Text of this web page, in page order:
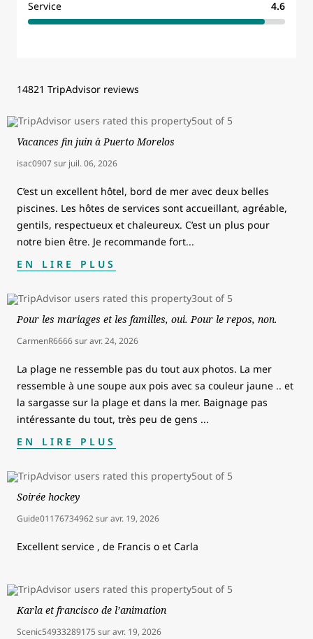
Service 4.6
14821 TripAdvisor reviews
Vacances fin juin à Puerto Morelos
isac0907 sur juil. 06, 2026
C’est un excellent hôtel, bord de mer avec deux belles
piscines. Les hôtes de services sont accueillant, agréable,
gentils, respectueux et chaleureux. C’est un plus pour
notre bien être. Je recommande fort...
EN LIRE PLUS
Pour les mariages et les familles, oui. Pour le repos, non.
CarmenR6666suravr. 24, 2026
La plage ne ressemble pas du tout aux photos. La mer
ressemble à une soupe aux pois avec sa couleur jaune .. et
la sargasse sur la plage et dans la mer. Baignage pas
intéressante du tout, très peu de gens ...
EN LIRE PLUS
Soirée hockey
Guide01176734962suravr. 19, 2026
Excellent service , de Francis o et Carla
Karla et francisco de l’animation
Scenic54933289175 suravr. 19, 2026